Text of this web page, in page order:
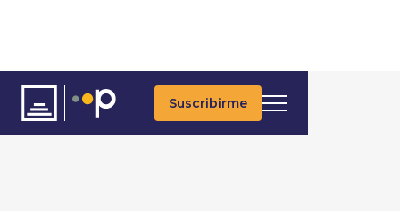
Suscribirme